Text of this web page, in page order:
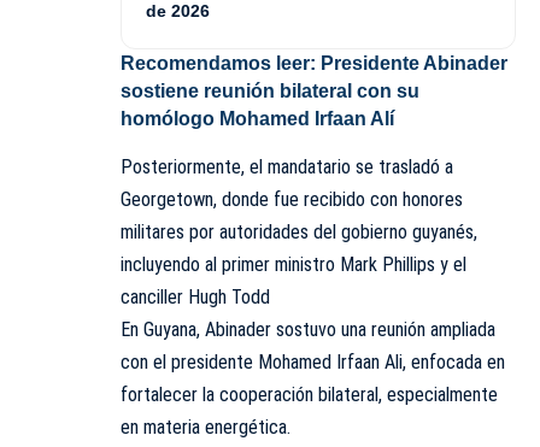
de 2026
Recomendamos leer: Presidente Abinader
sostiene reunión bilateral con su
homólogo Mohamed Irfaan Alí
Posteriormente, el mandatario se trasladó a
Georgetown, donde fue recibido con honores
militares por autoridades del gobierno guyanés,
incluyendo al primer ministro Mark Phillips y el
canciller Hugh Todd
En Guyana, Abinader sostuvo una reunión ampliada
con el presidente Mohamed Irfaan Ali, enfocada en
fortalecer la cooperación bilateral, especialmente
en materia energética.